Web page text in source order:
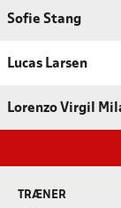
Sofie Stang
Lucas Larsen
Lorenzo Virgil
TRÆNER